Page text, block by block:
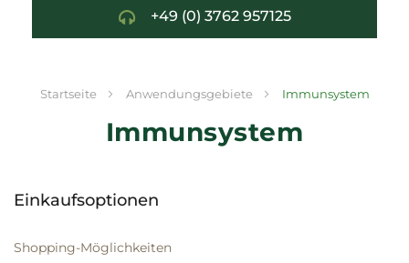
+49 (0) 3762 957125
Startseite Anwendungsgebiete Immunsystem
Immunsystem
Einkaufsoptionen
Shopping-Möglichkeiten